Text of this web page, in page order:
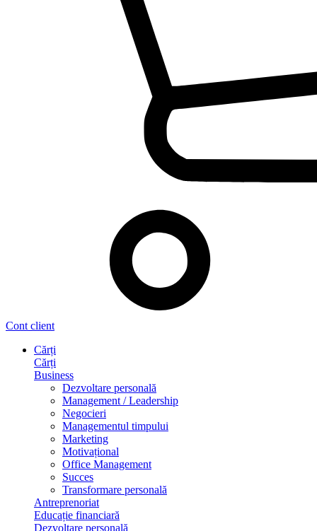
Cont client
Cărți
Cărți
Business
Dezvoltare personală
Management / Leadership
Negocieri
Managementul timpului
Marketing
Motivațional
Office Management
Succes
Transformare personală
Antreprenoriat
Educație financiară
Dezvoltare personală